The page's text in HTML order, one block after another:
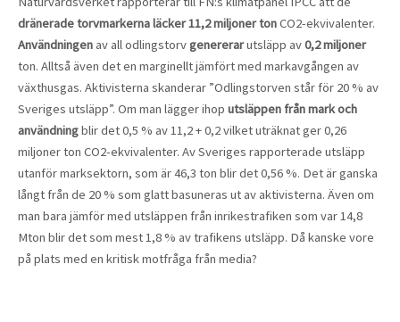
dränerade torvmarkerna läcker 11,2 miljoner tonCO2-ekvivalenter.
Användningen av all odlingstorv genererarutsläpp av0,2 miljoner
ton. Alltså även det en marginellt jämfört med markavgången av
växthusgas. Aktivisterna skanderar ”Odlingstorven står för 20 % av
Sveriges utsläpp”. Om man lägger ihop utsläppen från mark och
användningblir det 0,5 % av 11,2 + 0,2 vilket uträknat ger 0,26
miljoner ton CO2-ekvivalenter. Av Sveriges rapporterade utsläpp
utanför marksektorn, som är 46,3 ton blir det 0,56 %. Det är ganska
långt från de 20 % som glatt basuneras ut av aktivisterna. Även om
man bara jämför med utsläppen från inrikestrafiken som var 14,8
Mton blir det som mest 1,8 % av trafikens utsläpp. Då kanske vore
på plats med en kritisk motfråga från media?